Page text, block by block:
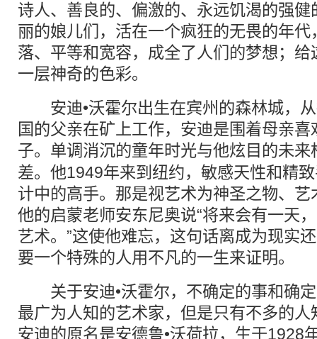
诗人、善良的、偏激的、永远饥渴的强
丽的娘儿们，活在一个疯狂的无畏的年
落、平等和宽容，成全了人们的梦想；
一层神奇的色彩。
安迪•沃霍尔出生在宾州的森林城，从
国的父亲在矿上工作，安迪是围着母亲
子。单调消沉的童年时光与他炫目的未来
差。他1949年来到纽约，敏感天性和精
计中的高手。那是视艺术为神圣之物、
他的启蒙老师安东尼奥说“将来会有一天
艺术。”这使他难忘，这句话离成为现实
要一个特殊的人用不凡的一生来证明。
关于安迪•沃霍尔，不确定的事和确定
最广为人知的艺术家，但是只有不多的
安迪的原名是安德鲁•沃荷拉，生于1928